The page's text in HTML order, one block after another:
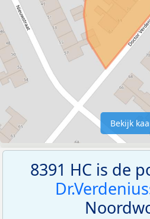
Bekijk
8391 HC is de